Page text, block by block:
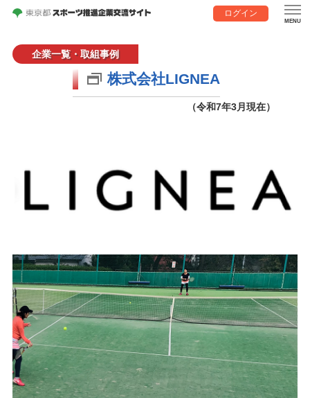
ログイン
企業一覧・取組事例
株式会社LIGNEA
（令和7年3月現在）